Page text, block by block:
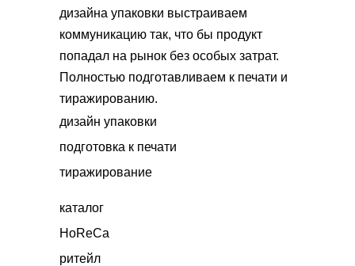
дизайна упаковки выстраиваем
коммуникацию так, что бы продукт
попадал на рынок без особых затрат.
Полностью подготавливаем к печати и
тиражированию.
дизайн упаковки
подготовка к печати
тиражирование
каталог
HoReCa
ритейл